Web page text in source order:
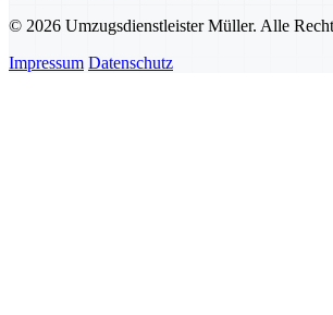
© 2026 Umzugsdienstleister Müller. Alle
Impressum Datenschutz